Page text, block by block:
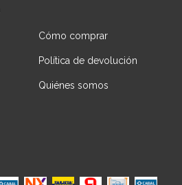
Cómo comprar
Política de devolución
Quiénes somos